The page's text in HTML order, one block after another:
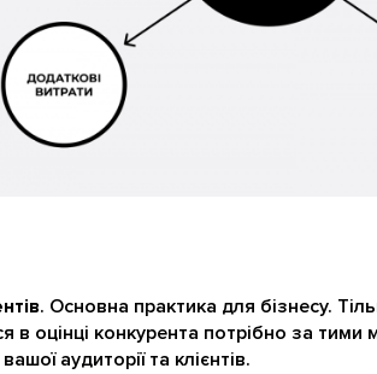
. Основна практика для бізнесу.
в оцінці конкурента потрібно за
аудиторії та клієнтів.